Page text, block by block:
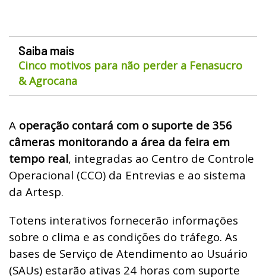
Saiba mais
Cinco motivos para não perder a Fenasucro
& Agrocana
A operação contará com o suporte de 356
câmeras monitorando a área da feira em
tempo real, integradas ao Centro de Controle
Operacional (CCO) da Entrevias e ao sistema
da Artesp.
Totens interativos fornecerão informações
sobre o clima e as condições do tráfego. As
bases de Serviço de Atendimento ao Usuário
(SAUs) estarão ativas 24 horas com suporte